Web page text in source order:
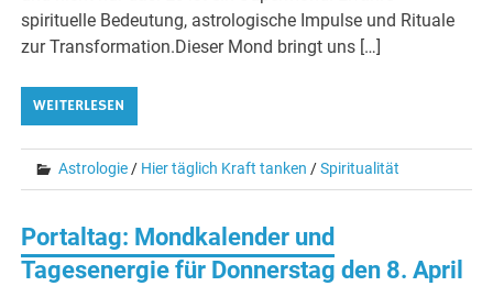
spirituelle Bedeutung, astrologische Impulse und Rituale
zur Transformation.Dieser Mond bringt uns […]
WEITERLESEN
Astrologie / Hier täglich Kraft tanken /Spiritualität
Portaltag: Mondkalender und
Tagesenergie für Donnerstag den 8. April